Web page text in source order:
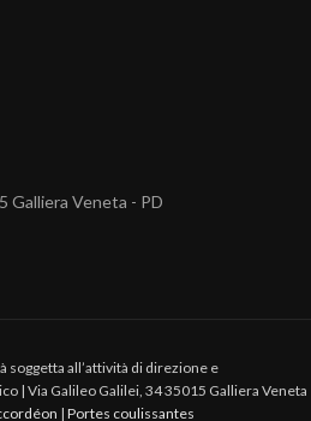
Galliera Veneta - PD
soggetta all’attività di direzione e
| Via Galileo Galilei, 34 35015 Galliera Veneta
| Portes coulissantes